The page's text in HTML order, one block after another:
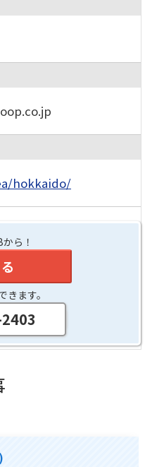
hokkaido/
ら！
きます。